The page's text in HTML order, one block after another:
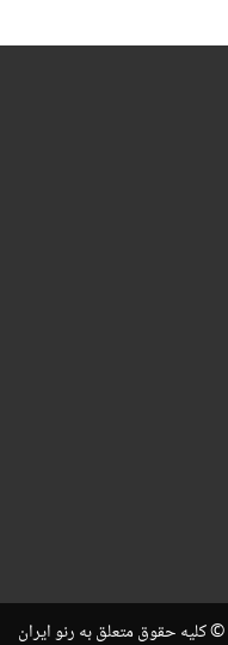
© کلیه حقوق متعلق به رنو ایران